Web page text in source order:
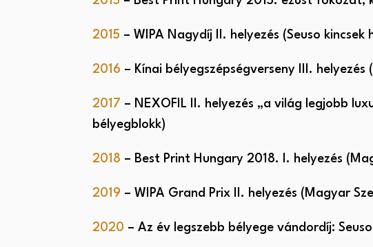
2015 – WIPA Nagydíj II. helyezés (Seuso
2016 – Kínai bélyegszépségverseny III. helyezés
2017 – NEXOFIL II. helyezés „a világ legjobb
bélyegblokk)
2018 – Best Print Hungary 2018. I. helyezés
2019 – WIPA Grand Prix II. helyezés (Magyar
2020 – Az év legszebb bélyege vándordíj: